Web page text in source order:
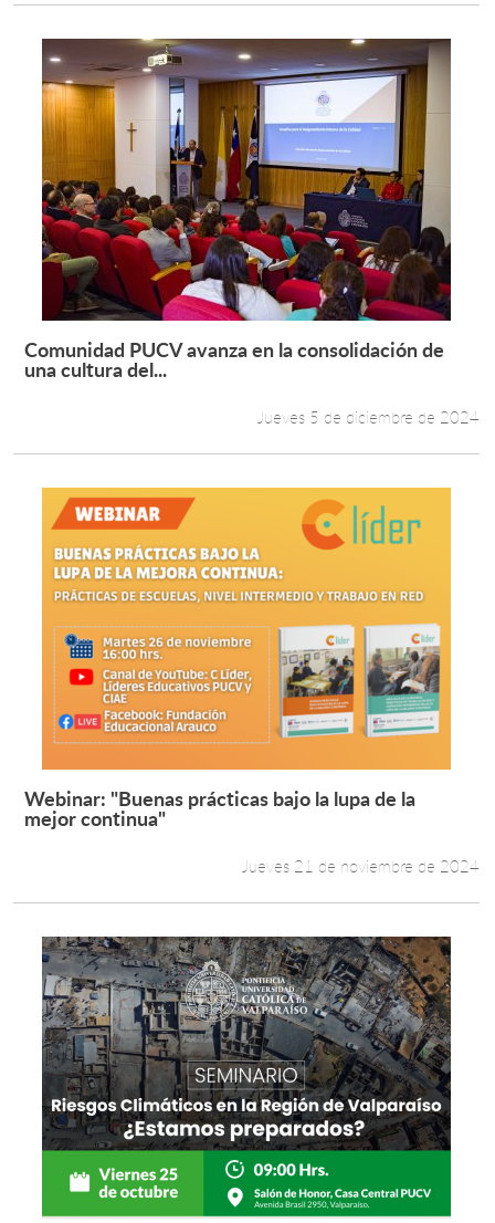
Leer más +
Comunidad PUCV avanza en la consolidación de
una cultura del...
Jueves 5 de diciembre de 2024
Leer más +
Webinar: "Buenas prácticas bajo la lupa de la
mejor continua"
Jueves 21 de noviembre de 2024